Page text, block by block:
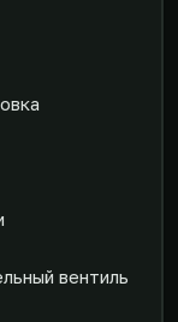
вентиль